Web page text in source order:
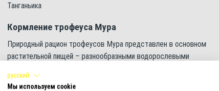
Танганьика
Кормление трофеуса Мура
Природный рацион трофеусов Мура представлен в основном
растительной пищей – разнообразными водорослевыми
кормить исключительно пищей с высокой долей растительных
русский
Мы используем cookie